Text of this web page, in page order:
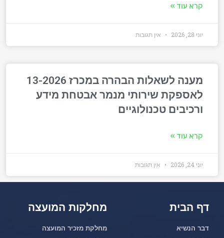
קרא עוד »
יוני 28, 2026 אין תגובות
מענה לשאלות הבהרה במכרז 13-2026
לאספקת שירותי מנמר אבטחת מידע
ורכיבים טכנולוגיים
קרא עוד »
יוני 24, 2026 אין תגובות
דף הבית
דבר הנשיא
מחלקות המועצה
מחלקת מזכיר המועצה